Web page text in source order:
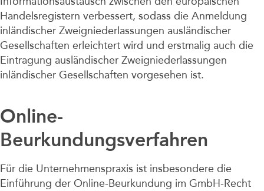
Handelsregistern verbessert, sodass die Anmeldung
inländischer Zweigniederlassungen ausländischer
Gesellschaften erleichtert wird und erstmalig auch die
Eintragung ausländischer Zweigniederlassungen
inländischer Gesellschaften vorgesehen ist.
Online-
Beurkundungsverfahren
Für die Unternehmenspraxis ist insbesondere die
Einführung der Online-Beurkundung im GmbH-Recht